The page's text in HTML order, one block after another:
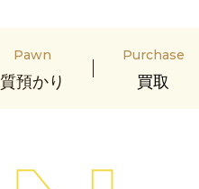
Pawn
質預かり
Purchase
買取